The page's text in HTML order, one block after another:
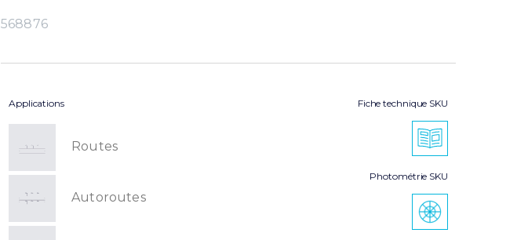
568876
Applications
Routes
Autoroutes
Fiche technique SKU
Photométrie SKU